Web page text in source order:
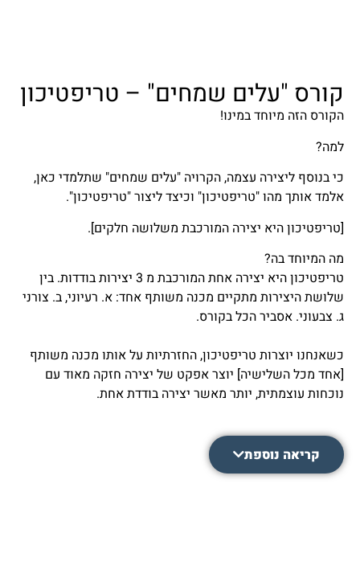
קורס "עלים שמחים" – טריפטיכון
הקורס הזה מיוחד במינו!
למה?
כי בנוסף ליצירה עצמה, הקרויה "עלים שמחים" שתלמדי כאן,
אלמד אותך מהו "טריפטיכון" וכיצד ליצור "טריפטיכון".
[טריפטיכון היא יצירה המורכבת משלושה חלקים].
מה המיוחד בה?
טריפטיכון היא יצירה אחת המורכבת מ 3 יצירות בודדות. בין
שלושת היצירות מתקיים מכנה משותף אחד: א. רעיוני, ב. צורני
ג. צבעוני. אסביר הכל בקורס.
כשאנחנו יוצרות טריפטיכון, החזרתיות על אותו מכנה משותף
[אחד מכל השלישיה] יוצר אפקט של יצירה חזקה מאוד עם
נוכחות עוצמתית, יותר מאשר יצירה בודדת אחת.
​כאן למטה בגלריה תוכלי לראות כמה סוגי "טריפטיכון".
קריאה נוספת